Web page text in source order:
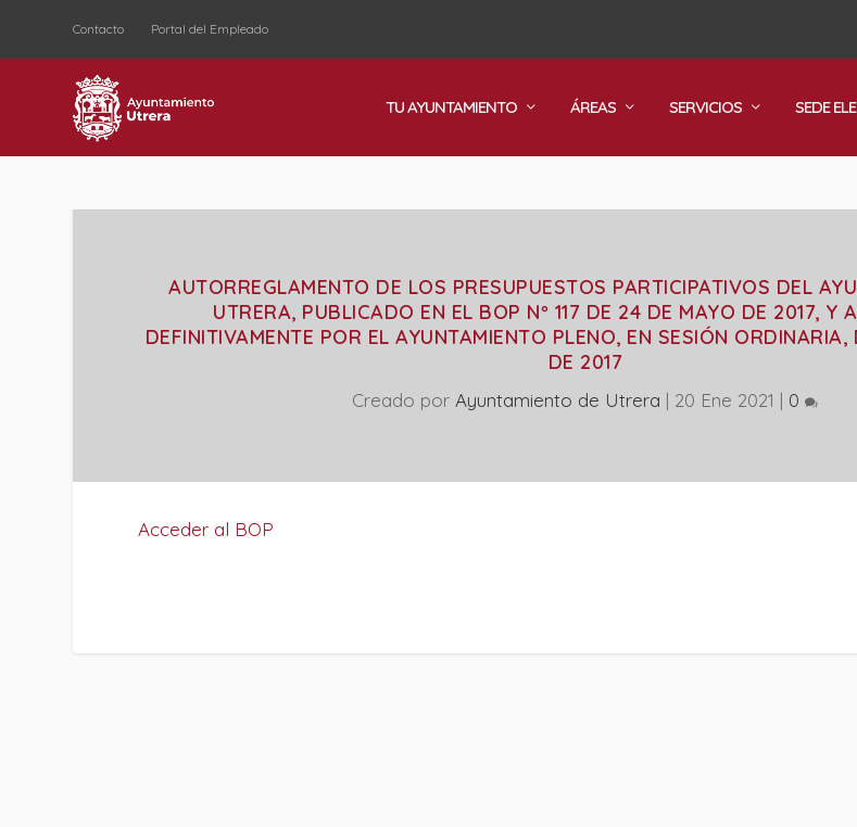
Contacto Portal del Empleado
TU AYUNTAMIENTO ÁREAS SERVICIOS SEDE
AUTORREGLAMENTO DE LOS PRESUPUESTOS PARTICIPATIVOS DEL
UTRERA, PUBLICADO EN EL BOP Nº 117 DE 24 DE MAYO DE 2017, Y
DEFINITIVAMENTE POR EL AYUNTAMIENTO PLENO, EN SESIÓN ORDINARIA,
DE 2017
Creado porAyuntamiento de Utrera | 20 Ene 2021 | 0
Acceder al BOP